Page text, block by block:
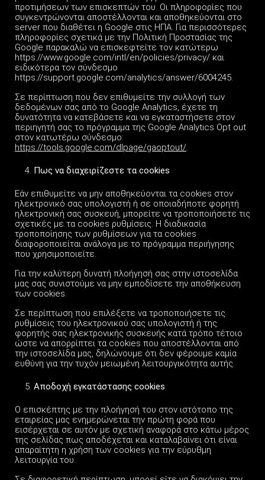
προτιμήσεων των επισκεπτών του. Οι πληροφορίες που
συγκεντρώνονται αποστέλλονται και αποθηκεύονται στο
server που διαθέτει η Google στις ΗΠΑ. Για περισσότερες
πληροφορίες σχετικά με την Πολιτική Προστασίας της
Google παρακαλώ να επισκεφτείτε τον κατώτερω
https://www.google.com/intl/en/policies/privacy/ και
ειδικότερα τον σύνδεσμο
https://support.google.com/analytics/answer/6004245.
Σε περίπτωση που δεν επιθυμείτε την συλλογή των
δεδομένων σας από το Google Analytics, έχετε τη
δυνατότητα να κατεβάσετε και να εγκαταστήσετε στον
περιηγητή σας το πρόγραμμα της Google Analytics Opt out
στον κατωτέρω σύνδεσμο:
https://tools.google.com/dlpage/gaoptout/.
Πως να διαχειρίζεστε τα cookies
Εάν επιθυμείτε να μην αποθηκεύονται τα cookies στον
ηλεκτρονικό σας υπολογιστή ή σε οποιαδήποτε φορητή
ηλεκτρονική σας συσκευή, μπορείτε να τροποποιήσετε τις
σχετικές με τα cookies ρυθμίσεις. Η διαδικασία
τροποποίησης των ρυθμίσεων για τα cookies
διαφοροποιείται ανάλογα με το πρόγραμμα περιήγησης
που χρησιμοποιείτε.
Για την καλύτερη δυνατή πλοήγησή σας στην ιστοσελίδα
μας σας συνιστούμε να μην εμποδίσετε την αποθήκευση
των cookies.
Σε περίπτωση που επιλέξετε να τροποποιήσετε τις
ρυθμίσεις του ηλεκτρονικού σας υπολογιστή ή της
φορητής σας ηλεκτρονικής συσκευής κατά τρόπο τέτοιο
ώστε να απορρίπτει τα cookies που αποστέλλονται από
την ιστοσελίδα μας, δηλώνουμε ότι δεν φέρουμε καμία
ευθύνη για την τυχόν μειωμένη λειτουργικότητα αυτής.
Αποδοχή εγκατάστασης cookies
Ο επισκέπτης με την πλοήγησή του στον ιστότοπο της
εταιρείας μας ενημερώνεται την πρώτη φορά που
εισέρχεται σε αυτόν με σχετική αναφορά στο κάτω μέρος
της σελίδας πως αποδέχεται και καταλαβαίνει ότι είναι
απαραίτητη η χρήση των cookies για την εύρυθμη
λειτουργία του.